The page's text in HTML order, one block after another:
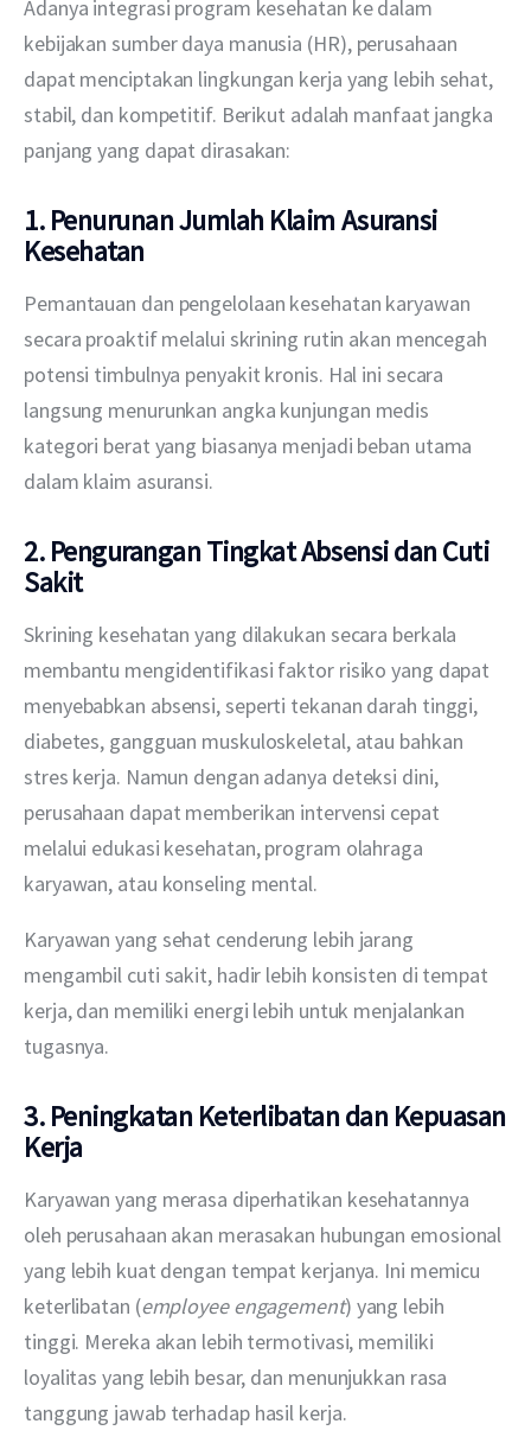
Adanya integrasi program kesehatan ke dalam
kebijakan sumber daya manusia (HR), perusahaan
dapat menciptakan lingkungan kerja yang lebih sehat,
stabil, dan kompetitif. Berikut adalah manfaat jangka
panjang yang dapat dirasakan:
1. Penurunan Jumlah Klaim Asuransi
Kesehatan
Pemantauan dan pengelolaan kesehatan karyawan
secara proaktif melalui skrining rutin akan mencegah
potensi timbulnya penyakit kronis. Hal ini secara
langsung menurunkan angka kunjungan medis
kategori berat yang biasanya menjadi beban utama
dalam klaim asuransi.
2. Pengurangan Tingkat Absensi dan Cuti
Sakit
Skrining kesehatan yang dilakukan secara berkala
membantu mengidentifikasi faktor risiko yang dapat
menyebabkan absensi, seperti tekanan darah tinggi,
diabetes, gangguan muskuloskeletal, atau bahkan
stres kerja. Namun dengan adanya deteksi dini,
perusahaan dapat memberikan intervensi cepat
melalui edukasi kesehatan, program olahraga
karyawan, atau konseling mental.
Karyawan yang sehat cenderung lebih jarang
mengambil cuti sakit, hadir lebih konsisten di tempat
kerja, dan memiliki energi lebih untuk menjalankan
tugasnya.
3. Peningkatan Keterlibatan dan Kepuasan
Kerja
Karyawan yang merasa diperhatikan kesehatannya
oleh perusahaan akan merasakan hubungan emosional
yang lebih kuat dengan tempat kerjanya. Ini memicu
keterlibatan (employee engagement) yang lebih
tinggi. Mereka akan lebih termotivasi, memiliki
loyalitas yang lebih besar, dan menunjukkan rasa
tanggung jawab terhadap hasil kerja.